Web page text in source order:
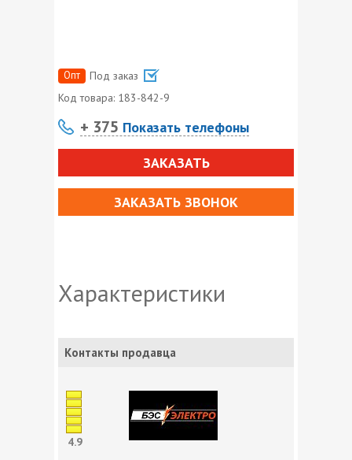
Опт
Под заказ
Код товара: 183-842-9
+ 375 Показать телефоны
ЗАКАЗАТЬ
ЗАКАЗАТЬ ЗВОНОК
Характеристики
Контакты продавца
4.9